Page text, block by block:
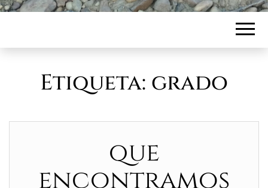
Etiqueta: grado
que
encontramos